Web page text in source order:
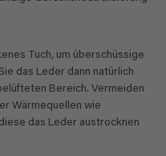
Tuch, um überschüssige
das Leder dann natürlich
Bereich. Vermeiden
Wärmequellen wie
das Leder austrocknen